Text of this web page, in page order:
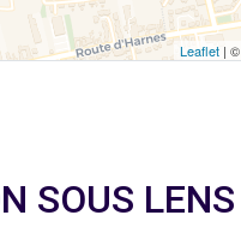
Leaflet | ©
SOUS LENS